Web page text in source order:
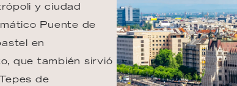
y ciudad
Puente de
en
que también sirvió
de